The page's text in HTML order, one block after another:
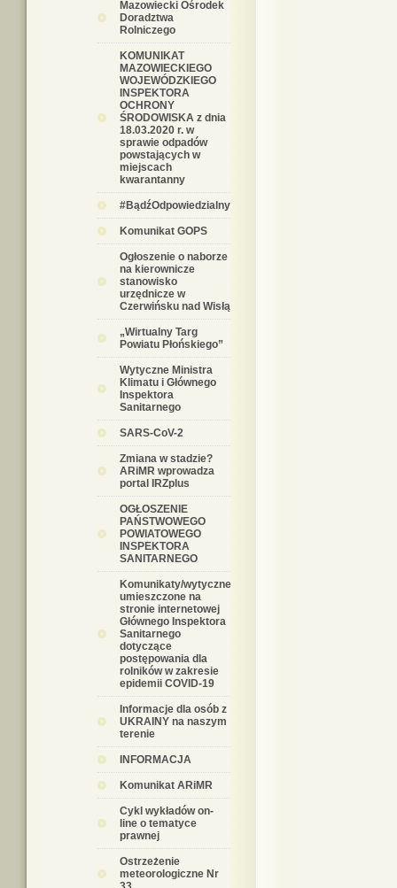
Mazowiecki Ośrodek
Doradztwa
Rolniczego
KOMUNIKAT
MAZOWIECKIEGO
WOJEWÓDZKIEGO
INSPEKTORA
OCHRONY
ŚRODOWISKA z dnia
18.03.2020 r. w
sprawie odpadów
powstających w
miejscach
kwarantanny
#BądźOdpowiedzialny
Komunikat GOPS
Ogłoszenie o naborze
na kierownicze
stanowisko
urzędnicze w
Czerwińsku nad Wisłą
„Wirtualny Targ
Powiatu Płońskiego”
Wytyczne Ministra
Klimatu i Głównego
Inspektora
Sanitarnego
SARS-CoV-2
Zmiana w stadzie?
ARiMR wprowadza
portal IRZplus
OGŁOSZENIE
PAŃSTWOWEGO
POWIATOWEGO
INSPEKTORA
SANITARNEGO
Komunikaty/wytyczne
umieszczone na
stronie internetowej
Głównego Inspektora
Sanitarnego
dotyczące
postępowania dla
rolników w zakresie
epidemii COVID-19
Informacje dla osób z
UKRAINY na naszym
terenie
INFORMACJA
Komunikat ARiMR
Cykl wykładów on-
line o tematyce
prawnej
Ostrzeżenie
meteorologiczne Nr